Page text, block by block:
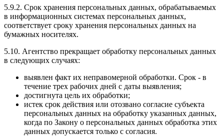
5.9.2. Срок хранения персональных данных, обрабатываемых
в информационных системах персональных данных,
соответствует сроку хранения персональных данных на
бумажных носителях.
5.10. Агентство прекращает обработку персональных данных
в следующих случаях:
выявлен факт их неправомерной обработки. Срок - в
течение трех рабочих дней с даты выявления;
достигнута цель их обработки;
истек срок действия или отозвано согласие субъекта
персональных данных на обработку указанных данных,
когда по Закону о персональных данных обработка этих
данных допускается только с согласия.